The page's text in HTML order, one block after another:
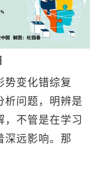
变化错综复
析问题，明辨是
，不管是在学习
深远影响。那